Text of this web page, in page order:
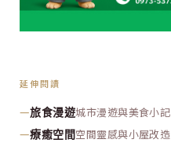
延伸閱讀
—旅食漫遊城市漫遊與美食小記
—療癒空間 空間靈感與小屋改造